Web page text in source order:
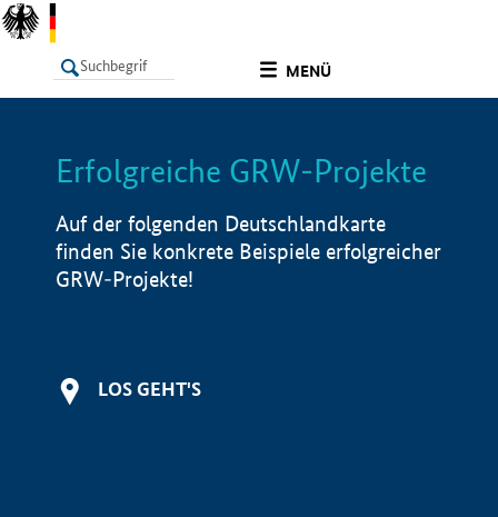
MENÜ
LISTE Info
Erfolgreiche GRW-Projekte
Auf der folgenden Deutschlandkarte
finden Sie konkrete Beispiele erfolgreicher
GRW-Projekte!
LOS GEHT'S